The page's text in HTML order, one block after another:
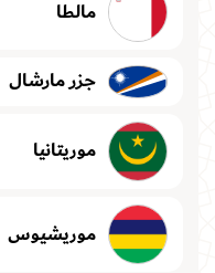
مالطا
جزر مارشال
موريتانيا
موريشيوس